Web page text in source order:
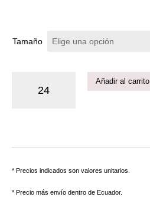
Tamaño
Añadir al carrito
* Precios indicados son valores unitarios.
* Precio más envío dentro de Ecuador.